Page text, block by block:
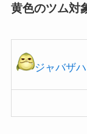
黄色のツム対
ジャバザ